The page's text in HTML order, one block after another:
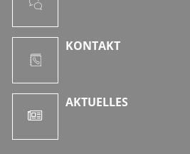
KONTAKT
AKTUELLES